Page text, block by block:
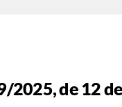
2025, de 12